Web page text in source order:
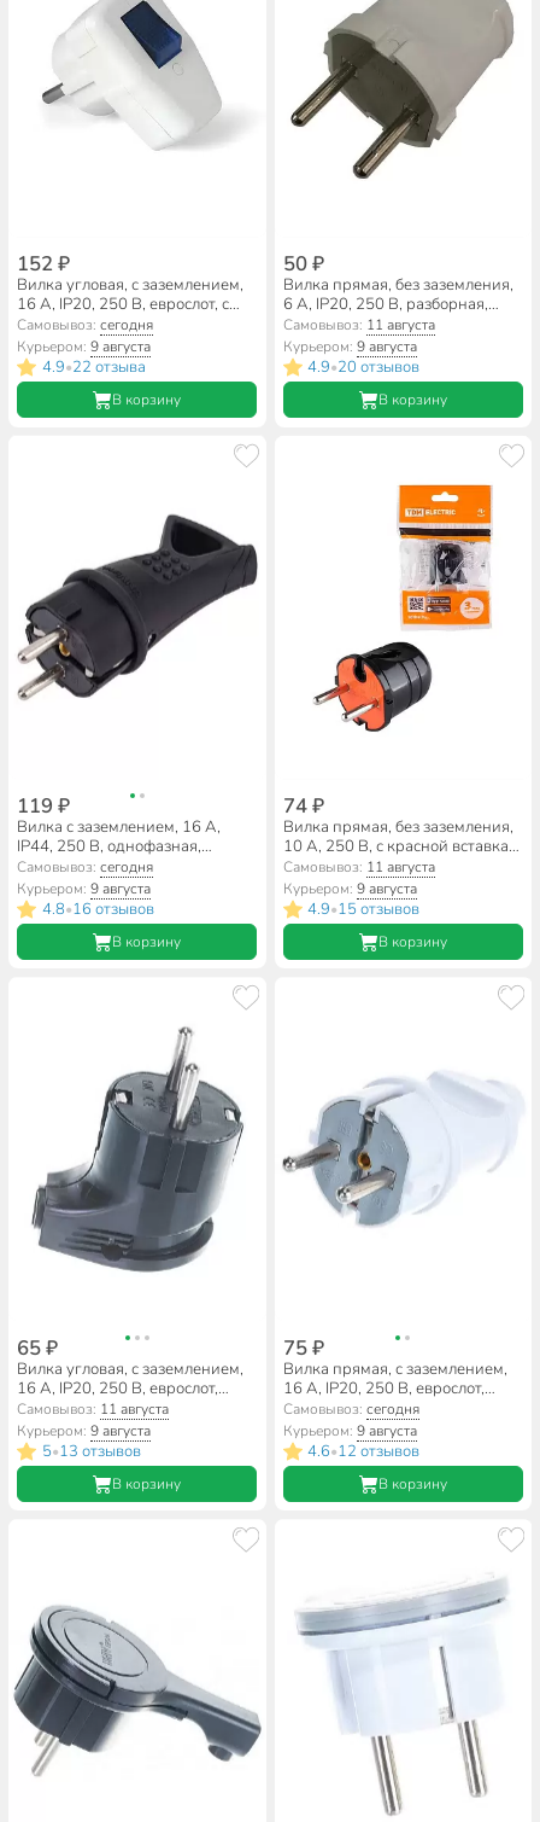
152 ₽
Вилка угловая, с заземлением,
16 А, IP20, 250 В, еврослот, с
выключателем, белая,
UNIVersal, 56
Самовывоз:сегодня
Курьером:9 августа
4.9•22 отзыва
В корзину
50 ₽
Вилка прямая, без заземления,
6 А, IP20, 250 В, разборная,
круглая, белая, General Lighting
Systems, 470508
Самовывоз: 11 августа
Курьером: 9 августа
4.9•20 отзывов
В корзину
119 ₽
Вилка с заземлением, 16 А,
IP44, 250 В, однофазная,
каучук, с ушком, еврослот,
черная, UNIVersal, 3, 46802360
Самовывоз:сегодня
Курьером:9 августа
4.8•16 отзывов
В корзину
74 ₽
Вилка прямая, без заземления,
10 А, 250 В, с красной вставкая,
черная, TDM Electric, SQ1806-
0210
Самовывоз: 11 августа
Курьером: 9 августа
4.9•15 отзывов
В корзину
65 ₽
Вилка угловая, с заземлением,
16 А, IP20, 250 В, еврослот,
черная, UNIVersal, A0105
Самовывоз: 11 августа
Курьером:9 августа
5•13 отзывов
В корзину
75 ₽
Вилка прямая, с заземлением,
16 А, IP20, 250 В, еврослот,
белая, UNIVersal, A101
Самовывоз: сегодня
Курьером: 9 августа
4.6•12 отзывов
В корзину